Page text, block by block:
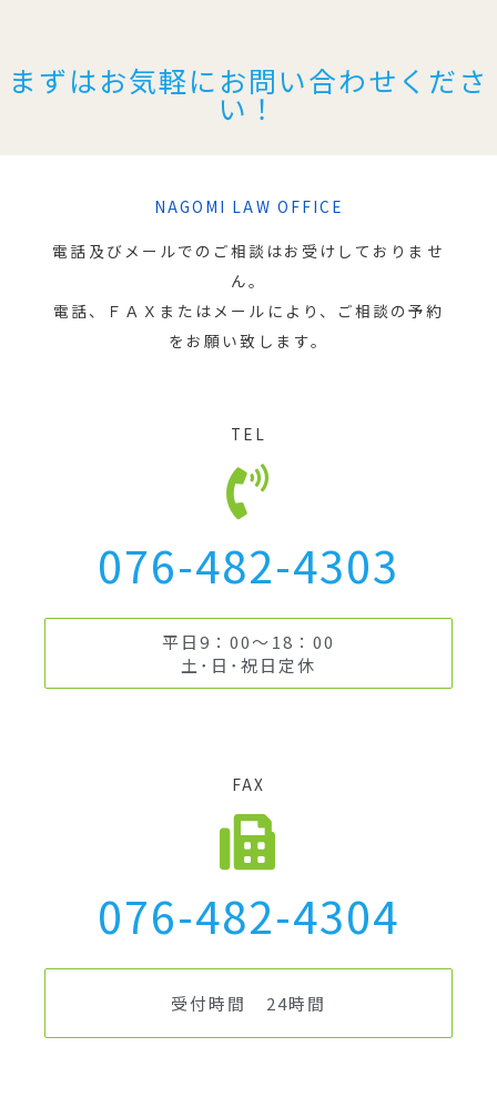
まずはお気軽にお問い合わせくださ
い！
NAGOMI LAW OFFICE
電話及びメールでのご相談はお受けしておりませ
ん。
電話、ＦＡＸまたはメールにより、ご相談の予約
をお願い致します。
TEL
076-482-4303
平日9：00～18：00
土･日･祝日定休
FAX
076-482-4304
受付時間 24時間